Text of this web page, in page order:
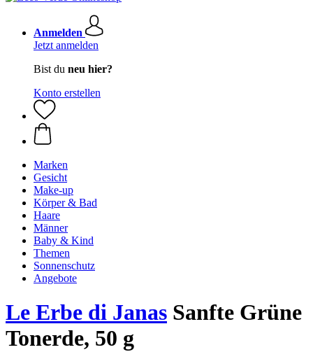
Anmelden
Jetzt anmelden
Bist du neu hier?
Konto erstellen
Marken
Gesicht
Make-up
Körper & Bad
Haare
Männer
Baby & Kind
Themen
Sonnenschutz
Angebote
Le Erbe di Janas Sanfte Grüne
Tonerde, 50 g